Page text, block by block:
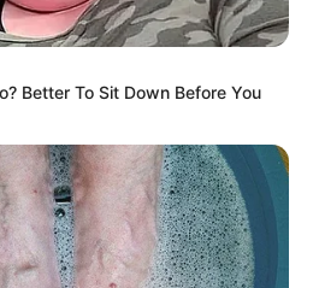
Better To Sit Down Before You